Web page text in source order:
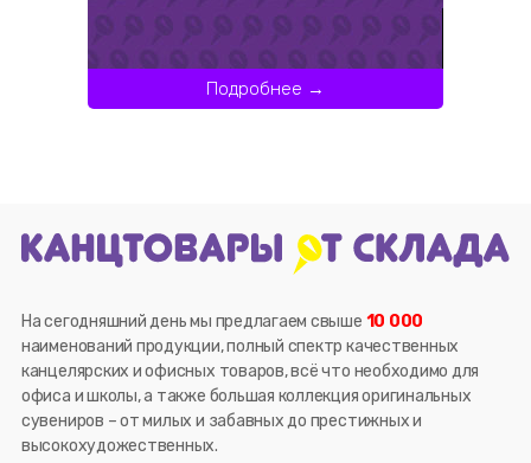
Подробнее →
На сегодняшний день мы предлагаем свыше 10 000
наименований продукции, полный спектр качественных
канцелярских и офисных товаров, всё что необходимо для
офиса и школы, а также большая коллекция оригинальных
сувениров – от милых и забавных до престижных и
высокохудожественных.